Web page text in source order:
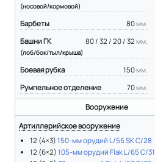
(носовой/кормовой)
80 мм.
Барбеты
80 / 32 / 20 / 32 мм.
Башни ГК
(лоб/бок/тыл/крыша)
150 мм.
Боевая рубка
70 мм.
Румпельное отделение
Вооружение
Артиллерийское вооружение
12 (4×3)150-мм орудий L/55 SK C/28
12 (6×2)105-мм орудий Flak L/65 C/31